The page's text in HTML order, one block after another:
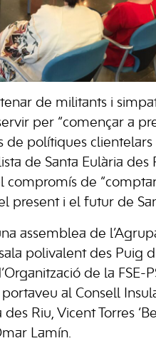
de militants i
per “començar a
de polítiques clientelars
de Santa Eulària des
compromís de
present i el futur de
assemblea de
polivalent des Puig
de la FSE-
al Consell
Riu, Vicent Torres
Lamín.